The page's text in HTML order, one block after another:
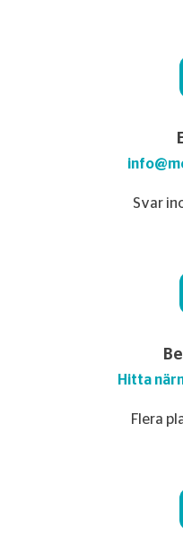
Svar
Hitta
Flera